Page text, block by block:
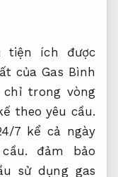
tiện ích được
của Gas Bình
trong vòng
theo yêu cầu.
7 kể cả ngày
đảm bảo
sử dụng gas